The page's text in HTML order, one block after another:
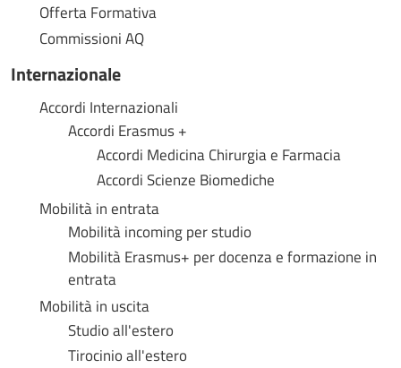
Offerta Formativa
Commissioni AQ
Internazionale
Accordi Internazionali
Accordi Erasmus +
Accordi Medicina Chirurgia e Farmacia
Accordi Scienze Biomediche
Mobilità in entrata
Mobilità incoming per studio
Mobilità Erasmus+ per docenza e formazione in
entrata
Mobilità in uscita
Studio all'estero
Tirocinio all'estero